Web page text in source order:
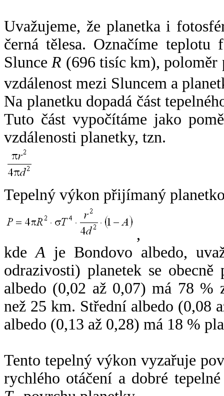
Uvažujeme, že planetka i
černá tělesa. Označíme
SlunceR (696 tisíc km),
vzdálenost mezi Sluncem a
Na planetku dopadá část
Tuto část vypočítáme jako
vzdálenosti planetky, tzn.
Tepelný výkon přijímaný
,
kdeA je Bondovo albedo,
odrazivosti) planetek se
albedo (0,02 až 0,07) má 78 %
než 25 km. Střední albedo (0,08
albedo (0,13 až 0,28) má 18 %
Tento tepelný výkon vyzařuje
rychlého otáčení a dobré